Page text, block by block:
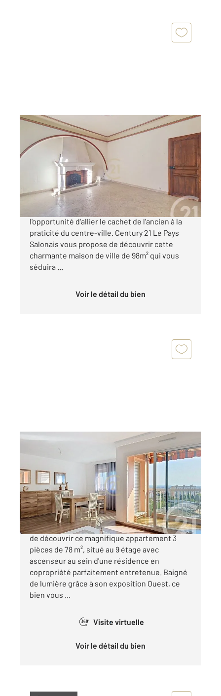
SALON DE PROVENCE 13
96,49 m2, 4 pièces
Ref : 15713
Maison à vendre
285 800 €
Salon de Provence, ne cherchez plus, voici
l'opportunité d'allier le cachet de l'ancien à la
praticité du centre-ville. Century 21 Le Pays
Salonais vous propose de découvrir cette
charmante maison de ville de 98m² qui vous
séduira ...
Voir le détail du bien
, 3 pièces
Appartement T3 à vendre
177 300 €
Salon-de-Provence, Century21 vous propose
de découvrir ce magnifique appartement 3
pièces de 78 m², situé au 9 étage avec
ascenseur au sein d'une résidence en
copropriété parfaitement entretenue. Baigné
de lumière grâce à son exposition Ouest, ce
bien vous ...
360° Visite virtuelle
Voir le détail du bien